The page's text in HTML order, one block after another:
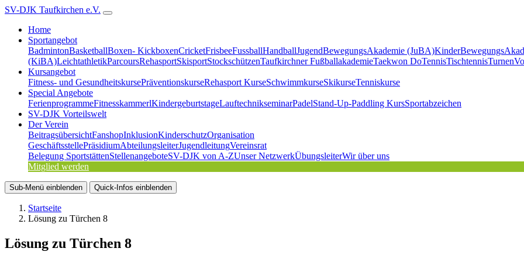
SV-DJK Taufkirchen e.V.
Home
Sportangebot
BadmintonBasketballBoxen- KickboxenCricketFrisbeeFussballHandballJugendBewegungsAkademie (JuBA)
(KiBA)LeichtathletikParcoursRehasportSkisportStockschützenTaufkirchner FußballakademieTaekwon DoTennisTischtennisTurnen
Kursangebot
Fitness- und GesundheitskursePräventionskurseRehasport KurseSchwimmkurseSkikurseTenniskurse
Special Angebote
FerienprogrammeFitnesskammerlKindergeburtstageLauftechnikseminarPadelStand-Up-Paddling KursSportabzeichen
SV-DJK Vorteilswelt
Der Verein
BeitragsübersichtFanshopInklusionKinderschutzOrganisation
GeschäftsstellePräsidiumAbteilungsleiterJugendleitungVereinsrat
Belegung SportstättenStellenangeboteSV-DJK von A-ZUnser NetzwerkÜbungsleiterWir über uns
Mitglied werden
Sub-Menü einblenden Quick-Infos einblenden
Startseite
Lösung zu Türchen 8
Lösung zu Türchen 8